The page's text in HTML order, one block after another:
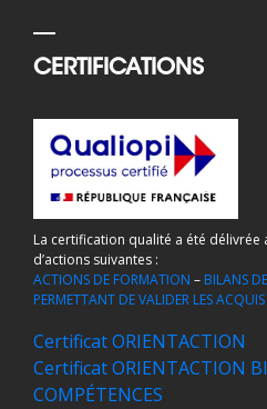
CERTIFICATIONS
La certification qualité a été
d’actions suivantes :
ACTIONS DE FORMATION – BILANS
PERMETTANT DE VALIDER LES ACQUIS
Certificat ORIENTACTION
Certificat ORIENTACTION
COMPÉTENCES